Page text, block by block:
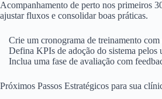
Acompanhamento de perto nos primeiros
ajustar fluxos e consolidar boas práticas.
Crie um cronograma de treinamento com
Defina KPIs de adoção do sistema pelos
Inclua uma fase de avaliação com
Próximos Passos Estratégicos para sua